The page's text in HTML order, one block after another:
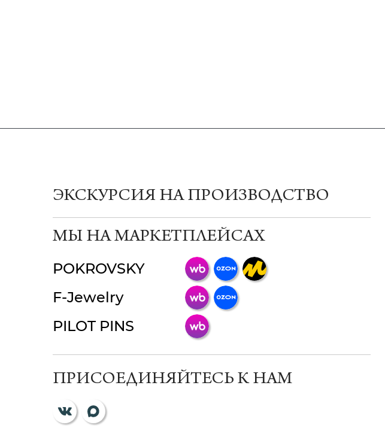
ЭКСКУРСИЯ НА ПРОИЗВОДСТВО
МЫ НА МАРКЕТПЛЕЙСАХ
POKROVSKY
F-Jewelry
PILOT PINS
ПРИСОЕДИНЯЙТЕСЬ К НАМ
ChatApp
мессенджер!